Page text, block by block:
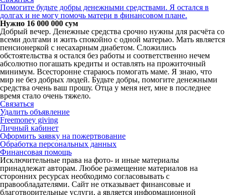
Помогите будьте добры денежными средствами. Я остался в
долгах и не могу помочь матери в финансовом плане.
Нужно 16 000 000 сум
Добрый вечер. Денежные средства срочно нужны для расчёта со
всеми долгами и жить спокойно с одной матерью. Мать является
пенсионеркой с несахарным диабетом. Сложились
обстоятельства я остался без работы и соответственно нечем
абсолютно погашать кредиты и оставлять на прожиточный
минимум. Всесторонне стараюсь помогать маме. Я знаю, что
мир не без добрых людей. Будьте добры, помогите денежными
средства очень ваш прошу. Отца у меня нет, мне в последнее
время стало очень тяжело.
Связаться
Удалить объявление
Freemoney giving
Личный кабинет
Оформить заявку на пожертвование
Обработка персональных данных
Финансовая помощь
Исключительные права на фото- и иные материалы
принадлежат авторам. Любое размещение материалов на
сторонних ресурсах необходимо согласовывать с
правообладателями. Сайт не отказывает финансовые и
благотворительные услуги, а является информационной